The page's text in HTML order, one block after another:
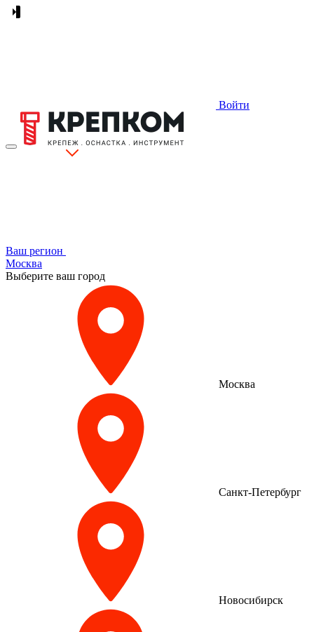
Войти
Ваш регион
Москва
Выберите ваш город
Москва
Санкт-Петербург
Новосибирск